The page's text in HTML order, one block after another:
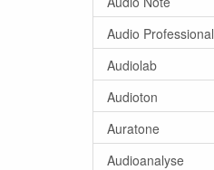
Audio Professional
Audiolab
Audioton
Auratone
Audioanalyse